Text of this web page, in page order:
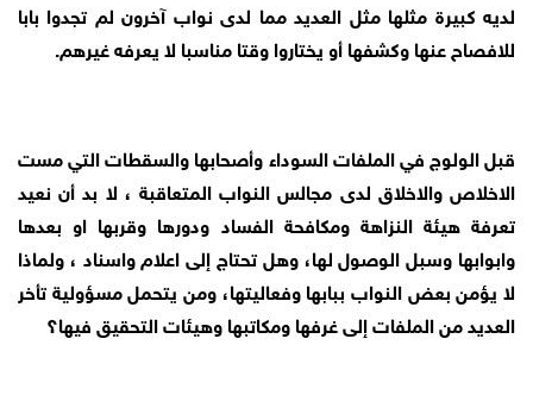
لديه كبيرة مثلها مثل العديد مما لدى نواب آخرون لم تجدوا بابا
للافصاح عنها وكشفها أو يختاروا وقتا مناسبا لا يعرفه غيرهم.
قبل الولوج في الملفات السوداء وأصحابها والسقطات التي مست
الاخلاص والاخلاق لدى مجالس النواب المتعاقبة ، لا بد أن نعيد
تعرفة هيئة النزاهة ومكافحة الفساد ودورها وقربها او بعدها
وابوابها وسبل الوصول لها، وهل تحتاج إلى اعلام واسناد ، ولماذا
لا يؤمن بعض النواب ببابها وفعاليتها، ومن يتحمل مسؤولية تأخر
العديد من الملفات إلى غرفها ومكاتبها وهيئات التحقيق فيها؟